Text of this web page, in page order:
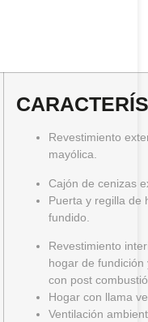
Revestimiento
mayólica.
Cajón de cenizas
Puerta y regilla de
fundido.
Revestimiento
hogar de fundición
con post
Hogar con llama
Ventilación